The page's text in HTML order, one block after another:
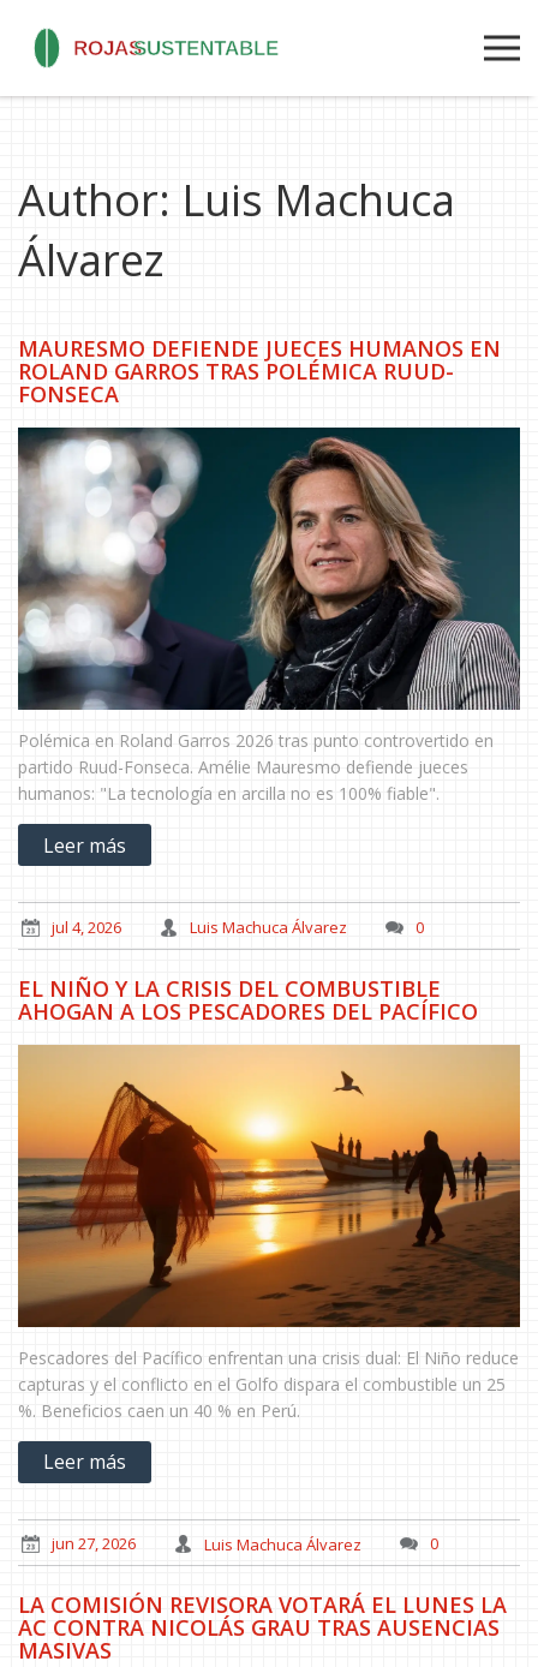
Author: Luis Machuca
Álvarez
MAURESMO DEFIENDE JUECES HUMANOS EN
ROLAND GARROS TRAS POLÉMICA RUUD-
FONSECA
Polémica en Roland Garros 2026 tras punto controvertido en
partido Ruud-Fonseca. Amélie Mauresmo defiende jueces
humanos: "La tecnología en arcilla no es 100% fiable".
Leer más
jul 4, 2026 Luis Machuca Álvarez 0
EL NIÑO Y LA CRISIS DEL COMBUSTIBLE
AHOGAN A LOS PESCADORES DEL PACÍFICO
Pescadores del Pacífico enfrentan una crisis dual: El Niño reduce
capturas y el conflicto en el Golfo dispara el combustible un 25
%. Beneficios caen un 40 % en Perú.
Leer más
jun 27, 2026 Luis Machuca Álvarez 0
LA COMISIÓN REVISORA VOTARÁ EL LUNES LA
AC CONTRA NICOLÁS GRAU TRAS AUSENCIAS
MASIVAS